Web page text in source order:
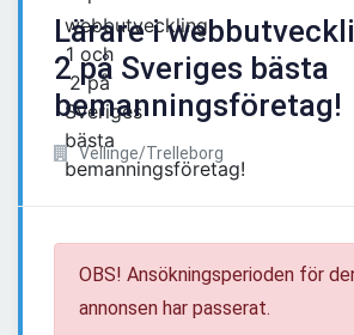
Lärare i
2 på Sveriges bästa
bemanningsföretag!
Vellinge/Trelleborg
OBS! Ansökningsperioden för
annonsen har passerat.